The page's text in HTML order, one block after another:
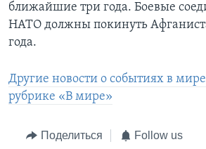
ближайшие три года. Боевые
НАТО должны покинуть
года.
Другие новости о событиях в
рубрике «В мире»
Поделиться Follow us